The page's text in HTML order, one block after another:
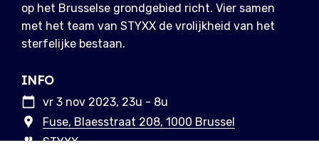
op het Brusselse grondgebied richt. Vier samen
met het team van STYXX de vrolijkheid van het
sterfelijke bestaan.
INFO
vr 3 nov 2023, 23u - 8u
Fuse, Blaesstraat 208, 1000 Brussel
STYXX